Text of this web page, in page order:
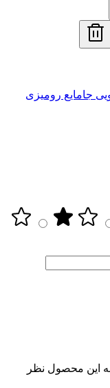
جامایع رومیزی
این محصول نظر